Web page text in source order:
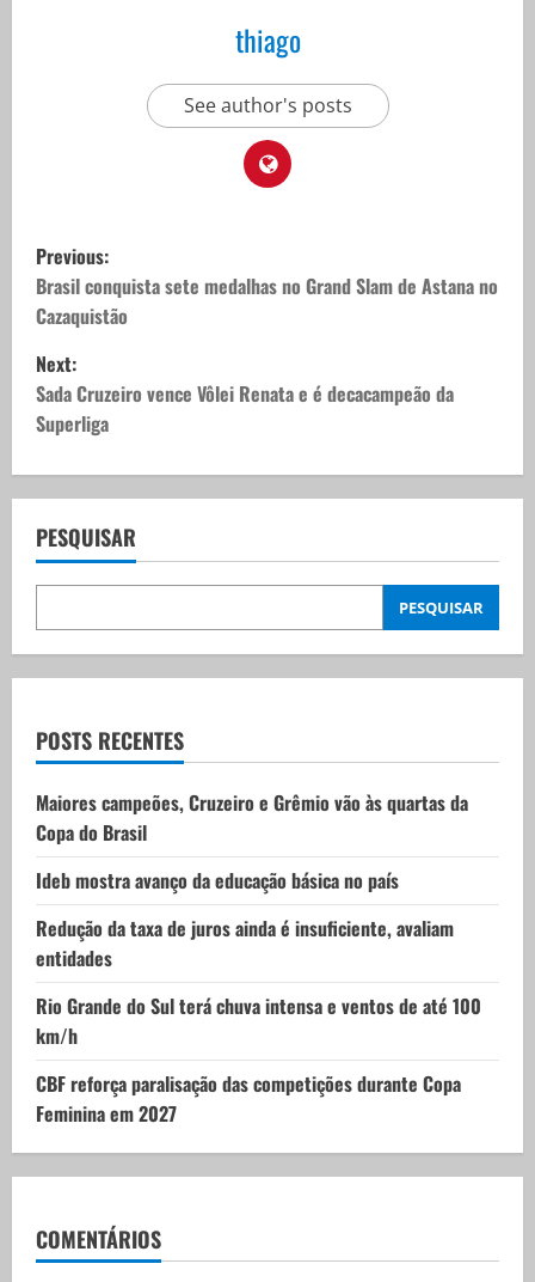
thiago
See author's posts
P
o
s
t
n
a
v
i
g
t
i
o
n
Previous:
Brasil conquista sete medalhas no Grand Slam de Astana no
Cazaquistão
Next:
Sada Cruzeiro vence Vôlei Renata e é decacampeão da
Superliga
PESQUISAR
PESQUISAR
POSTS RECENTES
Maiores campeões, Cruzeiro e Grêmio vão às quartas da
Copa do Brasil
Ideb mostra avanço da educação básica no país
Redução da taxa de juros ainda é insuficiente, avaliam
entidades
Rio Grande do Sul terá chuva intensa e ventos de até 100
km/h
CBF reforça paralisação das competições durante Copa
Feminina em 2027
COMENTÁRIOS